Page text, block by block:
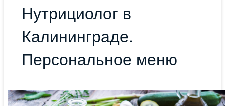
Нутрициолог в
Калининграде.
Персональное меню